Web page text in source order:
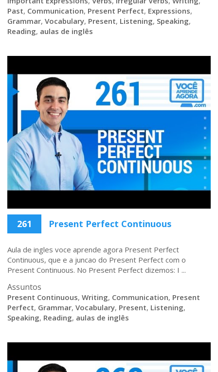
Past, Communication, Present Perfect, Expressions,
Grammar, Vocabulary, Present, Listening, Speaking,
Reading, aulas de inglês
261 Present Perfect Continuous
Aula de ingles voce aprende agora Present Perfect
Continuous, que e a juncao do Present Perfect com o
Present Continuous. No Present Perfect dizemos: I ...
Assuntos
Present Continuous, Writing, Communication, Present
Perfect, Grammar, Vocabulary, Present, Listening,
Speaking, Reading, aulas de inglês